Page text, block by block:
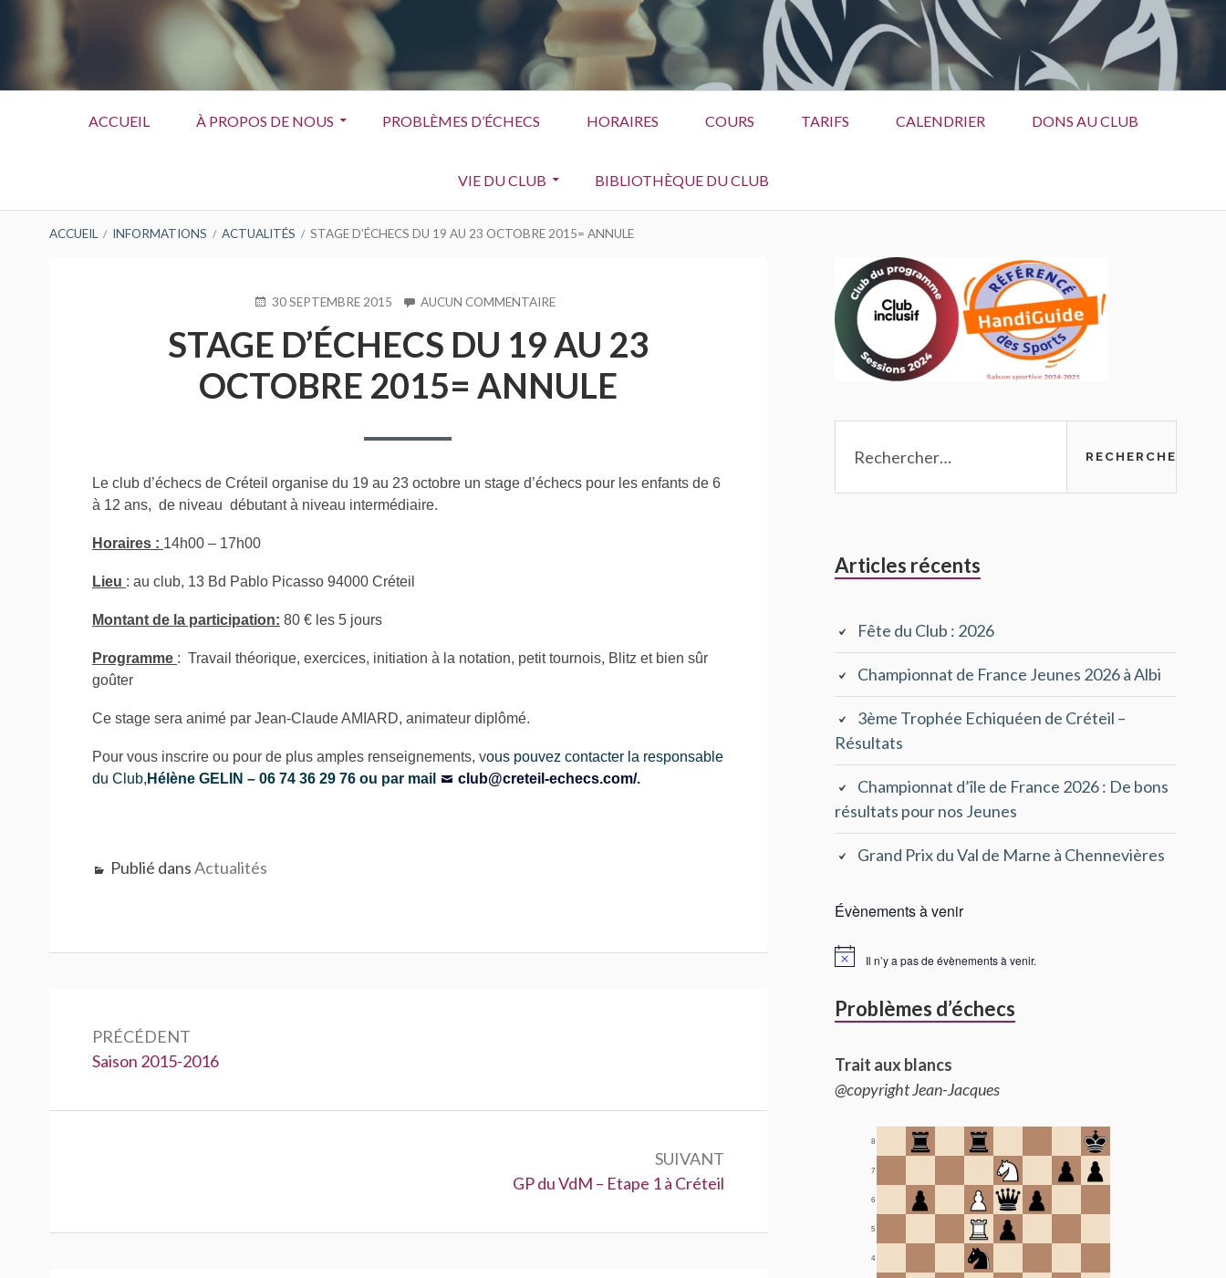
ACCUEIL À PROPOS DE NOUS PROBLÈMES D’ÉCHECS HORAIRES COURS TARIFS CALENDRIER DONS AU CLUB
VIE DU CLUB BIBLIOTHÈQUE DU CLUB
FIL
ACCUEIL INFORMATIONS ACTUALITÉS STAGE D’ÉCHECS DU 19 AU 23 OCTOBRE 2015= ANNULE
PUBLIÉ
30 SEPTEMBRE 2015 AUCUN COMMENTAIRESUR
D’ÉCHECS
DU
19
AU
STAGE D’ÉCHECS DU 19 AU 23
OCTOBRE 2015= ANNULE
Le club d’échecs de Créteil organise du 19 au 23 octobre un stage d’échecs pour les enfants de 6
à 12 ans, de niveau débutant à niveau intermédiaire.
Horaires : 14h00 – 17h00
Lieu : au club, 13 Bd Pablo Picasso 94000 Créteil
Montant de la participation: 80 € les 5 jours
Programme : Travail théorique, exercices, initiation à la notation, petit tournois, Blitz et bien sûr
goûter
Ce stage sera animé par Jean-Claude AMIARD, animateur diplômé.
Pour vous inscrire ou pour de plus amples renseignements, vous pouvez contacter la responsable
du Club, Hélène GELIN – 06 74 36 29 76 ou par mail club@creteil-echecs.com/.
Publié dansActualités
l’article
PRÉCÉDENT
Précédent :
Saison 2015-2016
SUIVANT
Suivant :
GP du VdM – Etape 1 à Créteil
Articles récents
Fête du Club : 2026
Championnat de France Jeunes 2026 à Albi
3ème Trophée Echiquéen de Créteil –
Résultats
Championnat d’île de France 2026 : De bons
résultats pour nos Jeunes
Grand Prix du Val de Marne à Chennevières
Évènements à venir
Il n’y a pas de évènements à venir.
Problèmes d’échecs
Trait aux blancs
@copyright Jean-Jacques
4
5
6
7
8